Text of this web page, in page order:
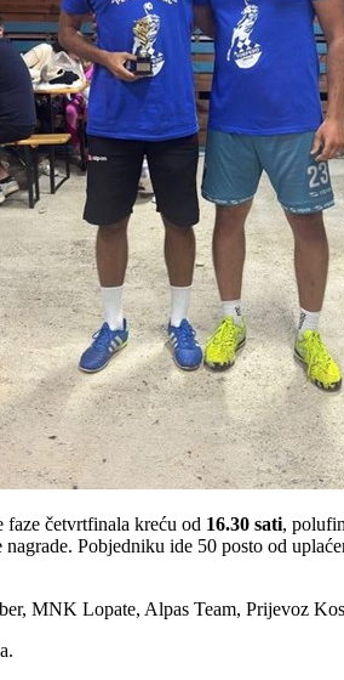
četvrtfinala kreću od 16.30 sati,
Pobjedniku ide 50 posto od
MNK Lopate, Alpas Team, Prijevoz